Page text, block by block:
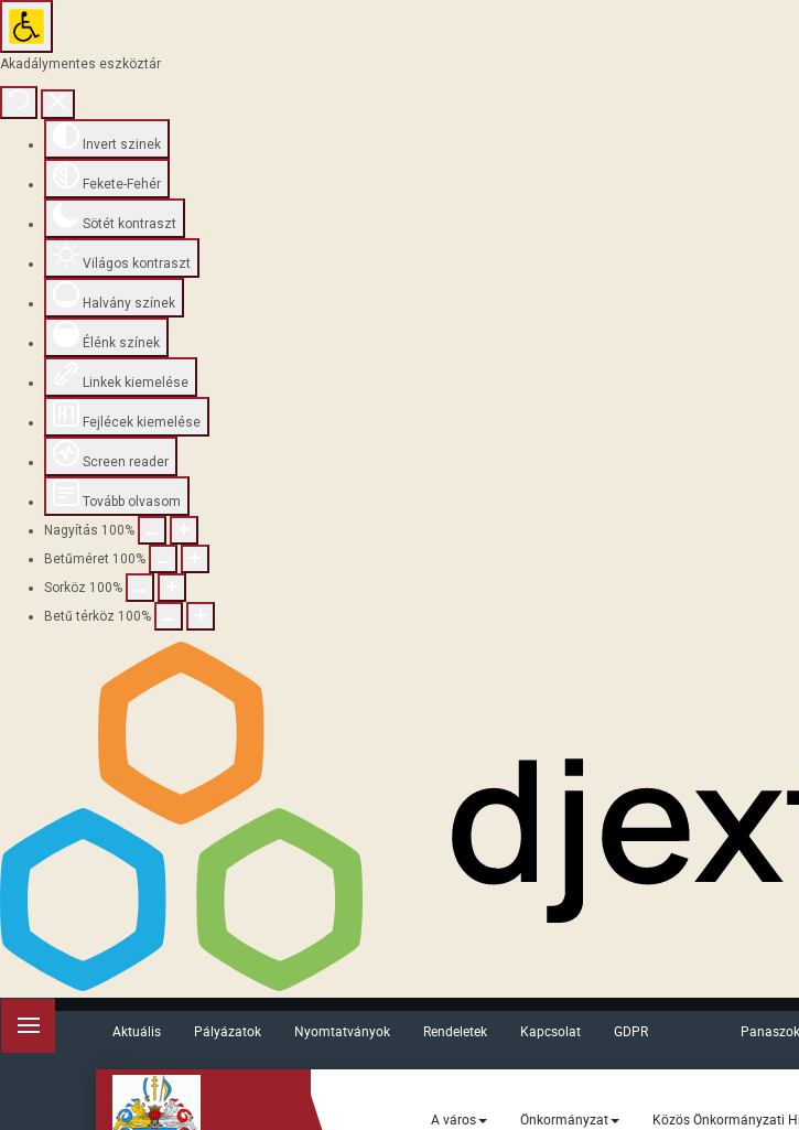
Akadálymentes eszköztár
Invert szinek
Fekete-Fehér
Sötét kontraszt
Világos kontraszt
Halvány színek
Élénk színek
Linkek kiemelése
Fejlécek kiemelése
Screen reader
Tovább olvasom
Nagyítás 100%
Betűméret 100%
Sorköz 100%
Betű térköz 100%
Aktuális Pályázatok Nyomtatványok Rendeletek Kapcsolat GDPR
A város Önkormányzat Közös Önkormányzati